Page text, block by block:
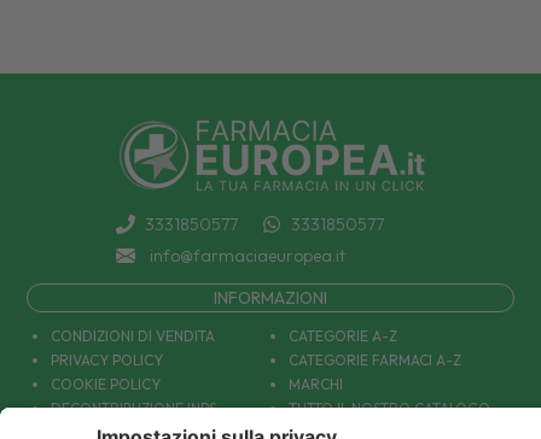
3331850577
3331850577
info@farmaciaeuropea.it
INFORMAZIONI
CONDIZIONI DI VENDITA
PRIVACY POLICY
COOKIE POLICY
DECONTRIBUZIONE INPS
SPEDIZIONI
CATEGORIE A-Z
CATEGORIE FARMACI A-Z
MARCHI
TUTTO IL NOSTRO CATALOGO
IL NOSTRO BLOG